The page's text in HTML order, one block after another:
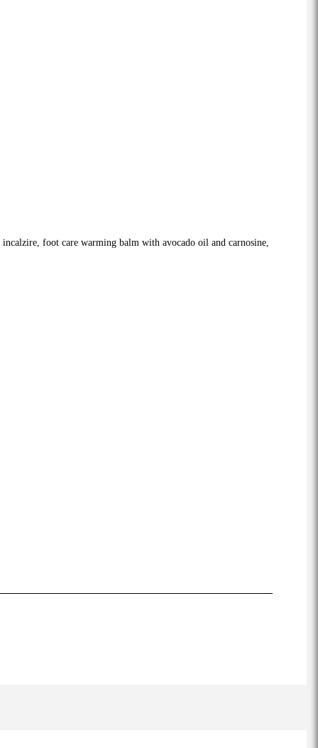
incalzire, foot care warming balm with avocado oil and carnosine,